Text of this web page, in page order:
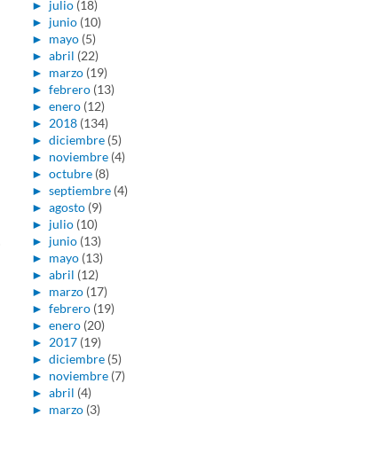
► julio (18)
► junio (10)
► mayo (5)
► abril (22)
► marzo (19)
► febrero (13)
► enero (12)
► 2018 (134)
► diciembre (5)
► noviembre (4)
► octubre (8)
► septiembre (4)
► agosto (9)
► julio (10)
► junio (13)
► mayo (13)
► abril (12)
► marzo (17)
► febrero (19)
► enero (20)
► 2017 (19)
► diciembre (5)
► noviembre (7)
► abril (4)
► marzo (3)